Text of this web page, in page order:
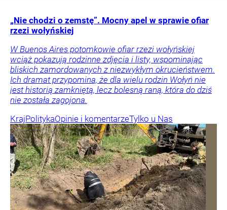
„Nie chodzi o zemstę”. Mocny apel w sprawie ofiar
rzezi wołyńskiej
W Buenos Aires potomkowie ofiar rzezi wołyńskiej
wciąż pokazują rodzinne zdjęcia i listy, wspominając
bliskich zamordowanych z niezwykłym okrucieństwem.
Ich dramat przypomina, że dla wielu rodzin Wołyń nie
jest historią zamkniętą, lecz bolesną raną, która do dziś
nie została zagojona.
KrajPolitykaOpinie i komentarzeTylko u Nas